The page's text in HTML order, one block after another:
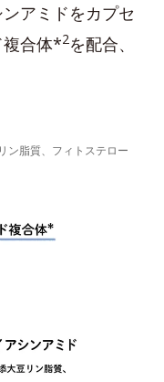
アミドをカプセ
複合体*2を配合、
ン脂質、フィトステロー